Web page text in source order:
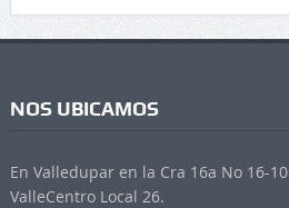
NOS UBICAMOS
En Valledupar en la Cra 16a No 16-
ValleCentro Local 26.